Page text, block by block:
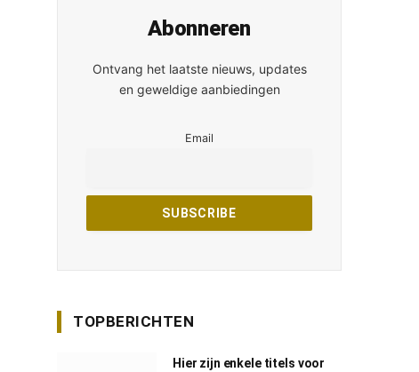
Abonneren
Ontvang het laatste nieuws, updates
en geweldige aanbiedingen
Email
TOPBERICHTEN
Hier zijn enkele titels voor